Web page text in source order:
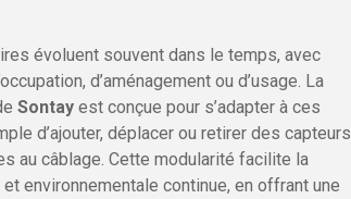
évoluent souvent dans le temps, avec
d’aménagement ou d’usage. La
Sontay est conçue pour s’adapter à ces
d’ajouter, déplacer ou retirer des capteurs
au câblage. Cette modularité facilite la
environnementale continue, en offrant une